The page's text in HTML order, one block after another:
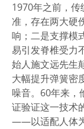
1970年之前，传
准，存在两大硬
响；二是支撑模
易引发脊椎受力
始人施文远先生
大幅提升弹簧密
噪音。 60年来，
证验证这一技术
——以适配人体为